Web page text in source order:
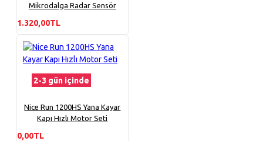
Mikrodalga Radar Sensör
1.320,00TL
2-3 gün içinde
Nice Run 1200HS Yana Kayar
Kapı Hızlı Motor Seti
0,00TL